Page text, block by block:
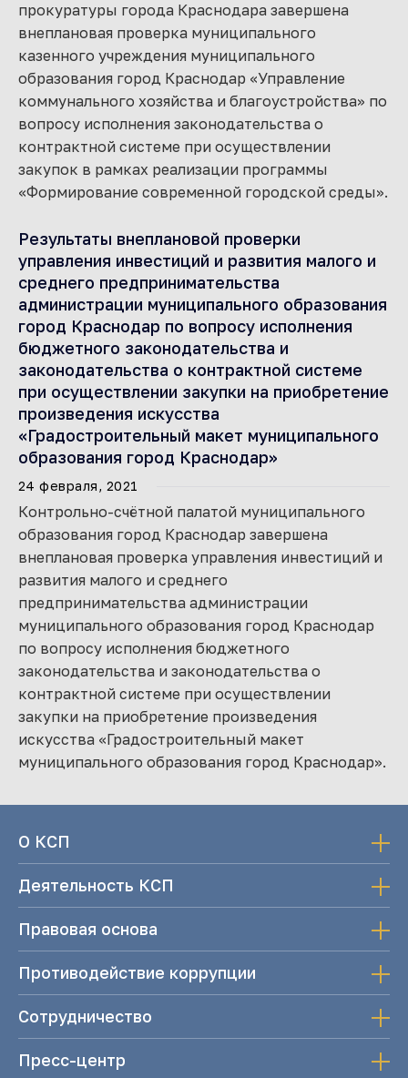
прокуратуры города Краснодара завершена
внеплановая проверка муниципального
казенного учреждения муниципального
образования город Краснодар «Управление
коммунального хозяйства и благоустройства» по
вопросу исполнения законодательства о
контрактной системе при осуществлении
закупок в рамках реализации программы
«Формирование современной городской среды».
Результаты внеплановой проверки
управления инвестиций и развития малого и
среднего предпринимательства
администрации муниципального образования
город Краснодар по вопросу исполнения
бюджетного законодательства и
законодательства о контрактной системе
при осуществлении закупки на приобретение
произведения искусства
«Градостроительный макет муниципального
образования город Краснодар»
24 февраля, 2021
Контрольно-счётной палатой муниципального
образования город Краснодар завершена
внеплановая проверка управления инвестиций и
развития малого и среднего
предпринимательства администрации
муниципального образования город Краснодар
по вопросу исполнения бюджетного
законодательства и законодательства о
контрактной системе при осуществлении
закупки на приобретение произведения
искусства «Градостроительный макет
муниципального образования город Краснодар».
О КСП
Деятельность КСП
Правовая основа
Противодействие коррупции
Сотрудничество
Пресс-центр